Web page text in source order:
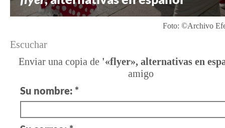
Foto: ©Archivo
Escuchar
Enviar una copia de '«flyer», alternativas en
amigo
Su nombre: *